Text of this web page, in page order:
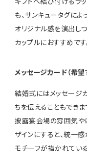
も、サンキュータグによ
オリジナル感を演出し
カップルにおすすめです
メッセージカード（希望
結婚式にはメッセージ
ちを伝えることもできま
披露宴会場の雰囲気や
ザインにすると、統一
モチーフが描かれてい